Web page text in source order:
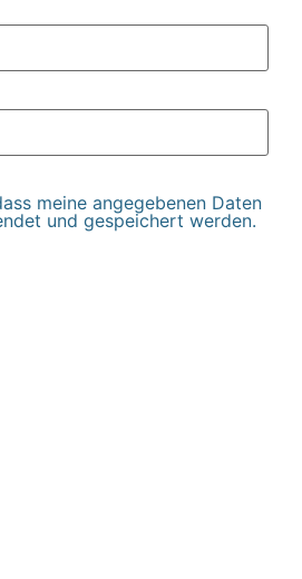
meine angegebenen Daten
und gespeichert werden.